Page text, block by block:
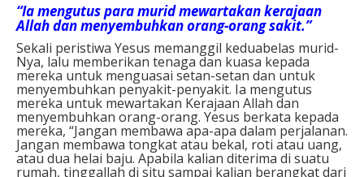
“Ia mengutus para murid mewartakan kerajaan
Allah dan menyembuhkan orang-orang sakit.”
Sekali peristiwa Yesus memanggil keduabelas murid-
Nya, lalu memberikan tenaga dan kuasa kepada
mereka untuk menguasai setan-setan dan untuk
menyembuhkan penyakit-penyakit. Ia mengutus
mereka untuk mewartakan Kerajaan Allah dan
menyembuhkan orang-orang. Yesus berkata kepada
mereka, “Jangan membawa apa-apa dalam perjalanan.
Jangan membawa tongkat atau bekal, roti atau uang,
atau dua helai baju. Apabila kalian diterima di suatu
rumah, tinggallah di situ sampai kalian berangkat dari